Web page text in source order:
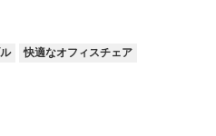
快適なオフィスチェア